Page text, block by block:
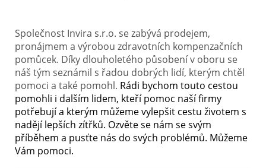
Pomůcky dle diagnózy
Výprodej
AKCE a SLEVY
Doprava a služby
Nejčastější otázky
Společnost Invira s.r.o. se zabývá prodejem,
pronájmem a výrobou zdravotních kompenzačních
pomůcek. Díky dlouholetého působení v oboru se
náš tým seznámil s řadou dobrých lidí, kterým chtěl
pomoci a také pomohl. Rádi bychom touto cestou
pomohli i dalším lidem, kteří pomoc naší firmy
potřebují a kterým můžeme vylepšit cestu životem s
nadějí lepších zítřků. Ozvěte se nám se svým
příběhem a pusťte nás do svých problémů. Můžeme
Vám pomoci.